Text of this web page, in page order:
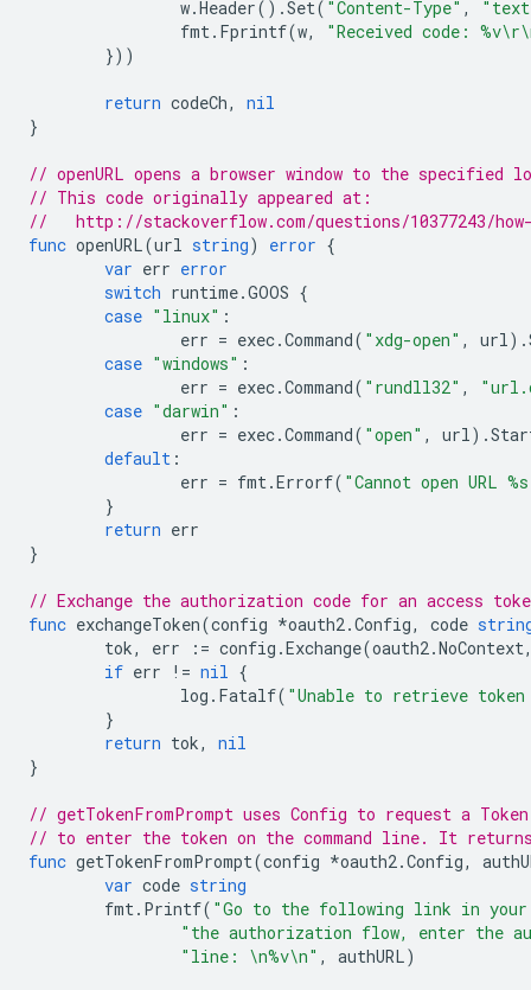
w.Header().Set( "Content-Type" ,
fmt. Fprintf(w,
"Received code:
}))
return codeCh,
nil
}
// openURL opens a browser window to the specified
// This code originally appeared at:
//   http://stackoverflow.com/questions/10377243/
func openURL(url string) error {
var err error
switch runtime.GOOS {
case "linux" :
err = exec.Command( "xdg-open" , url).
case "windows" :
err = exec.Command( "rundll32" ,
case "darwin" :
err = exec.Command( "open" , url).
default :
err = fmt.Errorf( "Cannot open URL
}
return err
}
// Exchange the authorization code for an access
func exchangeToken(config *oauth2.Config, code
tok, err := config .Exchange(oauth2.NoContext
if err != nil {
log . Fatalf( "Unable to retrieve token
}
return tok,
nil
}
// getTokenFromPrompt uses Config to request a
// to enter the token on the command line. It
func getTokenFromPrompt(config *oauth2.Config,
var code string
fmt. Printf( "Go to the following link in
"the authorization flow, enter the
"line: \n%v\n" , authURL)